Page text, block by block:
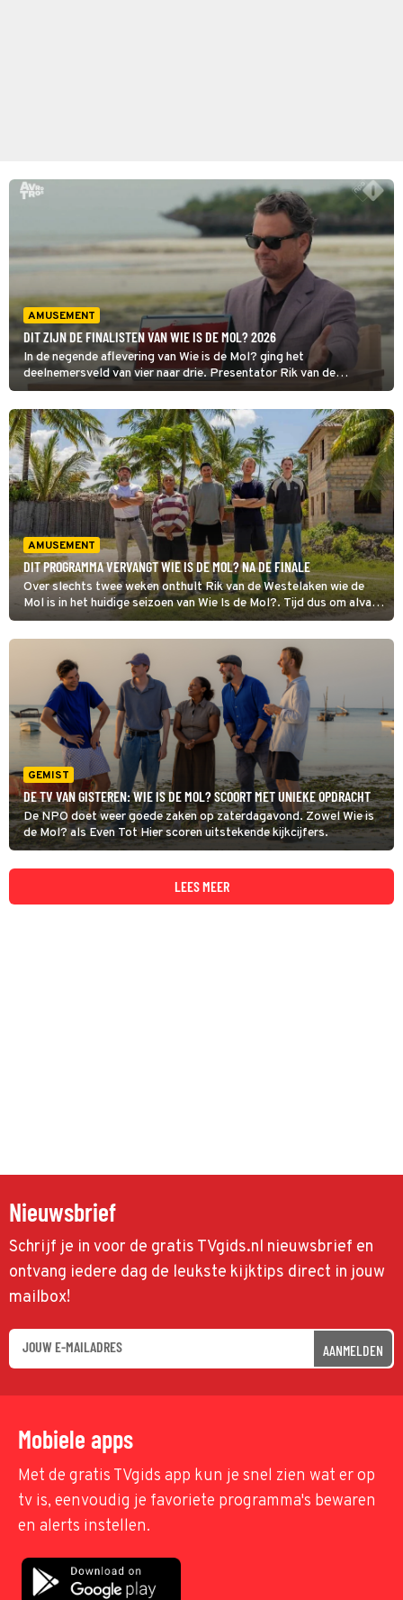
AMUSEMENT
DIT ZIJN DE FINALISTEN VAN WIE IS DE MOL? 2026
In de negende aflevering van Wie is de Mol? ging het
deelnemersveld van vier naar drie. Presentator Rik van de
Westelaken liet nog één keer een rood scherm zien en daarmee is
duidelijk wie de finalisten van dit seizoen zijn.
AMUSEMENT
DIT PROGRAMMA VERVANGT WIE IS DE MOL? NA DE FINALE
Over slechts twee weken onthult Rik van de Westelaken wie de
Mol is in het huidige seizoen van Wie Is de Mol?. Tijd dus om alvast
vooruit te kijken: welk programma is daarna iedere zaterdag om
20:30 uur te zien op NPO 1?
GEMIST
DE TV VAN GISTEREN: WIE IS DE MOL? SCOORT MET UNIEKE OPDRACHT
De NPO doet weer goede zaken op zaterdagavond. Zowel Wie is
de Mol? als Even Tot Hier scoren uitstekende kijkcijfers.
LEES MEER
Nieuwsbrief
Schrijf je in voor de gratis TVgids.nl nieuwsbrief en
ontvang iedere dag de leukste kijktips direct in jouw
mailbox!
AANMELDEN
Mobiele apps
Met de gratis TVgids app kun je snel zien wat er op
tv is, eenvoudig je favoriete programma's bewaren
en alerts instellen.